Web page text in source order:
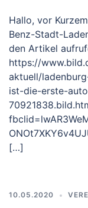
Hallo, vor
Benz-Stadt-
den Artikel
https://
aktuell/
ist-die-erste-
[…]
10.05.2020